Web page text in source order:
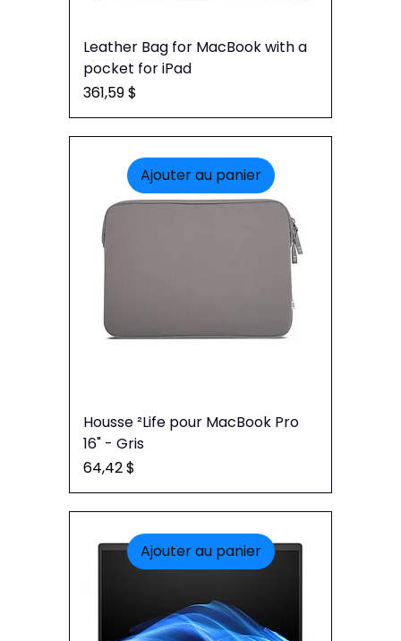
Leather Bag for MacBook with a
pocket for iPad
Prix
361,59 $
Ajouter au panier
Housse ²Life pour MacBook Pro
16" - Gris
Prix
64,42 $
Ajouter au panier